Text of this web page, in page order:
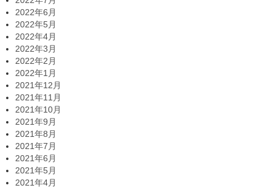
2022年6月
2022年5月
2022年4月
2022年3月
2022年2月
2022年1月
2021年12月
2021年11月
2021年10月
2021年9月
2021年8月
2021年7月
2021年6月
2021年5月
2021年4月